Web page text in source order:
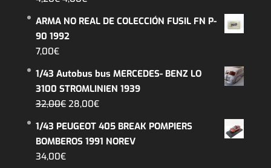
original
era:
actual
ARMA NO REAL DE COLECCIÓN FUSIL FN P-
90 1992
7,00€
1/43 Autobus bus MERCEDES- BENZ LO
3100 STROMLINIEN 1939
32,00€ El
original
era:
28,00€El
actual
es:
1/43 PEUGEOT 405 BREAK POMPIERS
BOMBEROS 1991 NOREV
34,00€